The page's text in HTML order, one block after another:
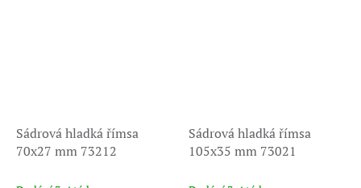
Sádrová hladká římsa
70x27 mm 73212
Sádrová hladká římsa
105x35 mm 73021